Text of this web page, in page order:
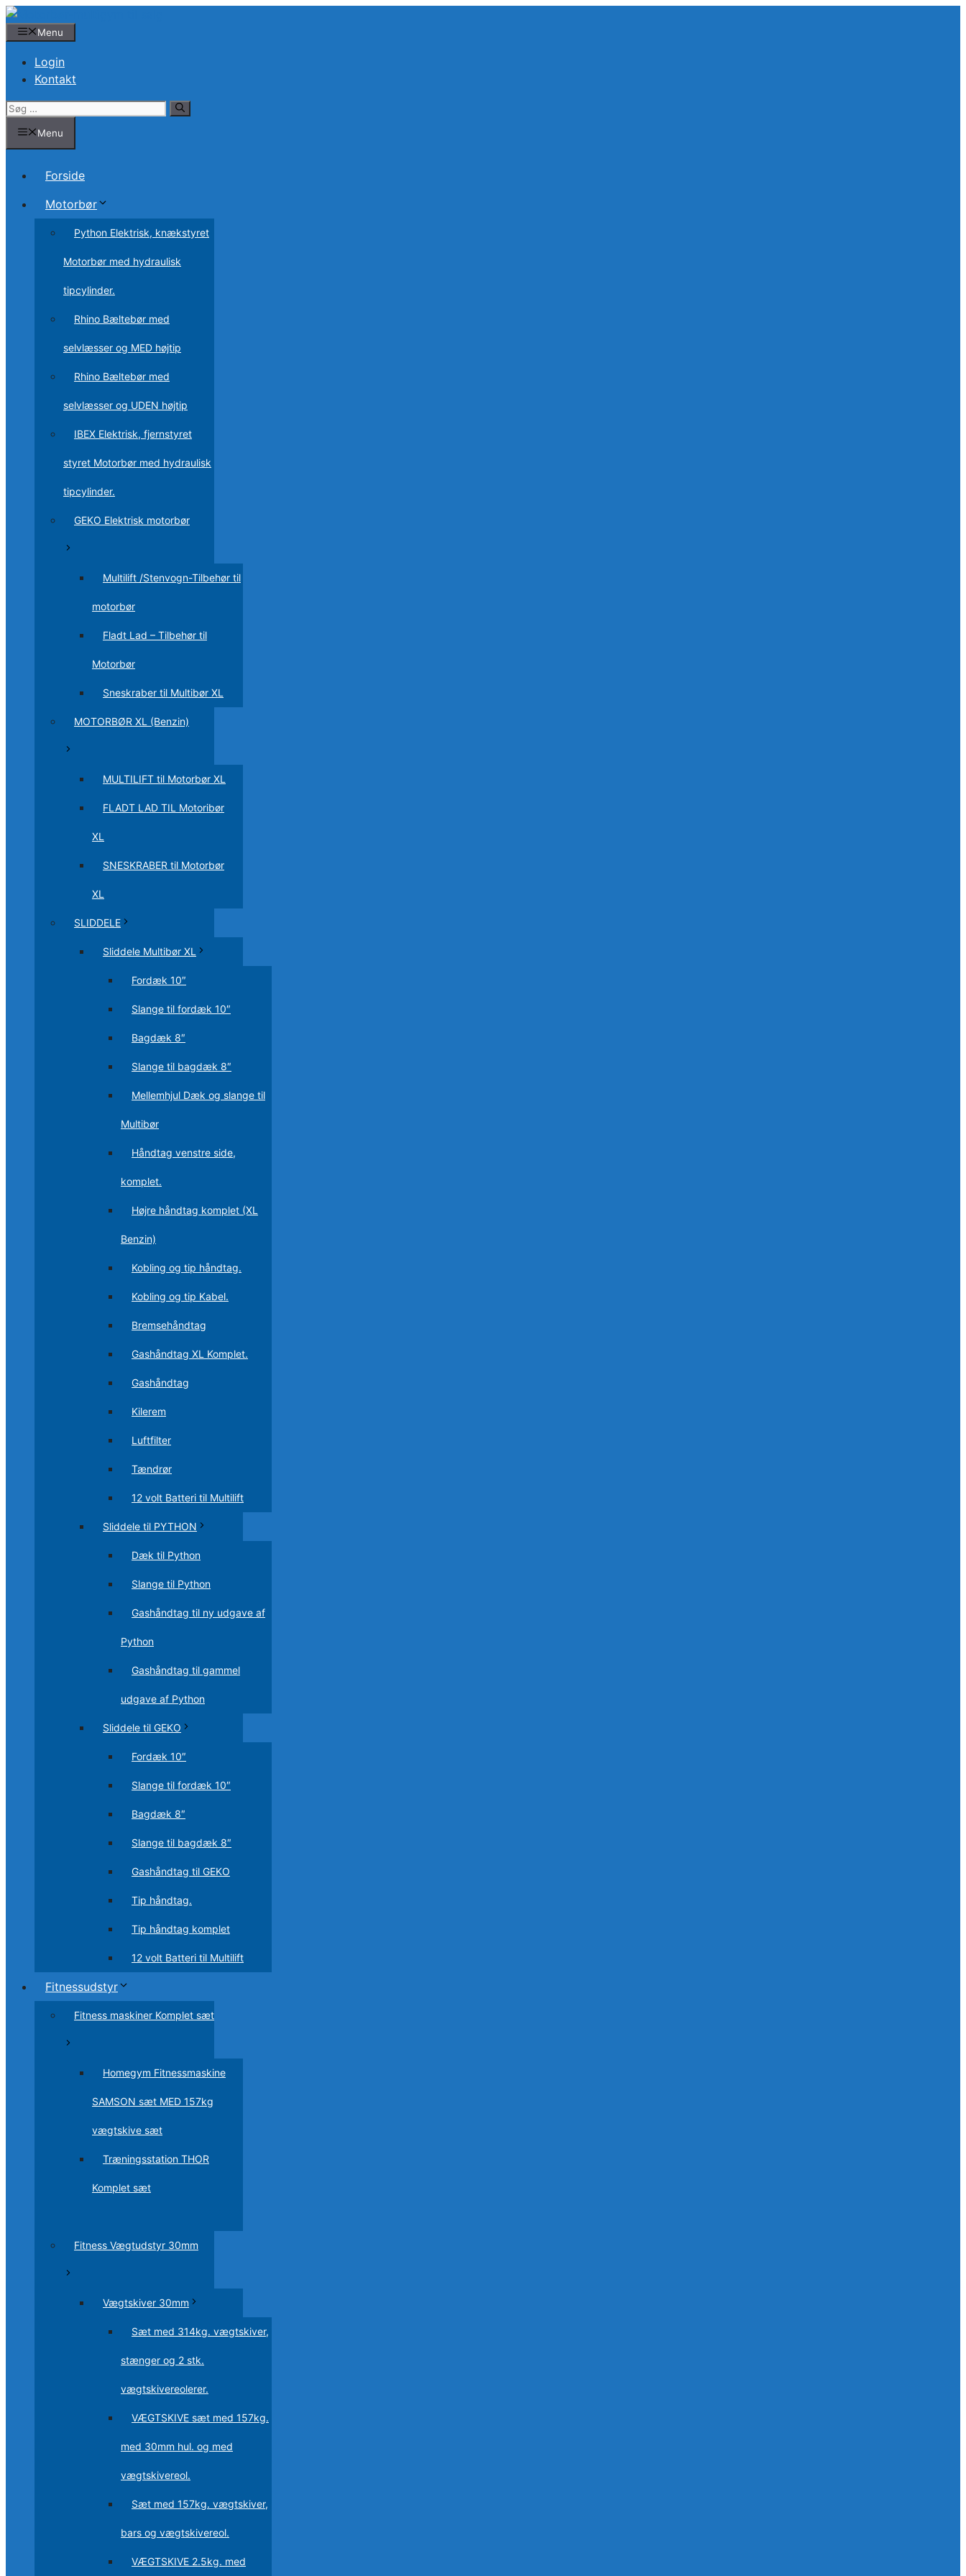
Hop
Menu
Login
Kontakt
Søg
efter:
Menu
Forside
Motorbør
Python Elektrisk, knækstyret
Motorbør med hydraulisk
tipcylinder.
Rhino Bæltebør med
selvlæsser og MED højtip
Rhino Bæltebør med
selvlæsser og UDEN højtip
IBEX Elektrisk, fjernstyret
styret Motorbør med hydraulisk
tipcylinder.
GEKO Elektrisk motorbør
Multilift /Stenvogn-Tilbehør til
motorbør
Fladt Lad – Tilbehør til
Motorbør
Sneskraber til Multibør XL
MOTORBØR XL (Benzin)
MULTILIFT til Motorbør XL
FLADT LAD TIL Motoribør
XL
SNESKRABER til Motorbør
XL
SLIDDELE
Sliddele Multibør XL
Fordæk 10″
Slange til fordæk 10″
Bagdæk 8″
Slange til bagdæk 8″
Mellemhjul Dæk og slange til
Multibør
Håndtag venstre side,
komplet.
Højre håndtag komplet (XL
Benzin)
Kobling og tip håndtag.
Kobling og tip Kabel.
Bremsehåndtag
Gashåndtag XL Komplet.
Gashåndtag
Kilerem
Luftfilter
Tændrør
12 volt Batteri til Multilift
Sliddele til PYTHON
Dæk til Python
Slange til Python
Gashåndtag til ny udgave af
Python
Gashåndtag til gammel
udgave af Python
Sliddele til GEKO
Fordæk 10″
Slange til fordæk 10″
Bagdæk 8″
Slange til bagdæk 8″
Gashåndtag til GEKO
Tip håndtag.
Tip håndtag komplet
12 volt Batteri til Multilift
Fitnessudstyr
Fitness maskiner Komplet sæt
Homegym Fitnessmaskine
SAMSON sæt MED 157kg
vægtskive sæt
Træningsstation THOR
Komplet sæt
Fitness Vægtudstyr 30mm
Vægtskiver 30mm
Sæt med 314kg. vægtskiver,
stænger og 2 stk.
vægtskivereolerer.
VÆGTSKIVE sæt med 157kg.
med 30mm hul. og med
vægtskivereol.
Sæt med 157kg. vægtskiver,
bars og vægtskivereol.
VÆGTSKIVE 2.5kg. med